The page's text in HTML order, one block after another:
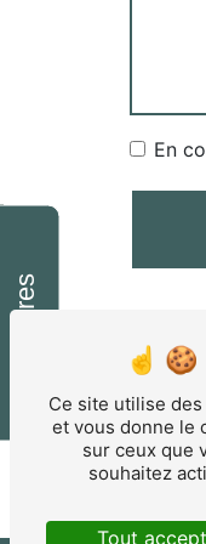
En
** Les
sous-
du droit
Jane
période
Horaires
Ce site utilise
et vous donne le
sur ceux que
souhaitez
Tout